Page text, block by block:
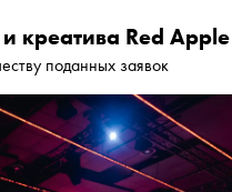
креатива Red Apple
поданных заявок